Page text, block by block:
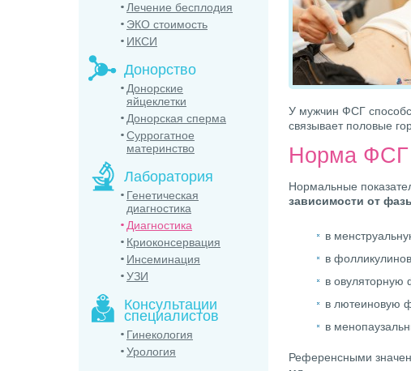
Лечение бесплодия
ЭКО стоимость
ИКСИ
Донорство
Донорские
яйцеклетки
Донорская сперма
Суррогатное
материнство
Лаборатория
Генетическая
диагностика
Диагностика
Криоконсервация
Инсеминация
УЗИ
Консультации
специалистов
Гинекология
Урология
У мужчин ФСГ
связывает половые
Норма ФСГ
Нормальные
зависимости от
в
в
в
в лютеиновую
в
Референсными